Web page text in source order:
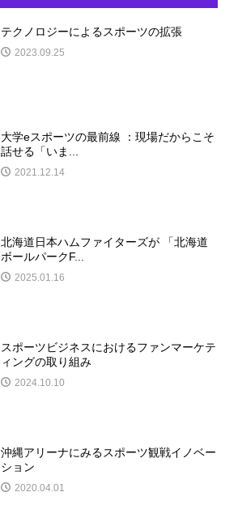
テクノロジーによるスポーツの拡張
2023.09.25
大学eスポーツの最前線 ：現場だからこそ
話せる「いま...
2021.12.14
北海道日本ハムファイターズが 「北海道
ボールパークF...
2025.01.16
スポーツビジネスにおけるファンマーケテ
ィングの取り組み
2024.10.10
沖縄アリーナにみるスポーツ観戦イノベー
ション
2020.04.01